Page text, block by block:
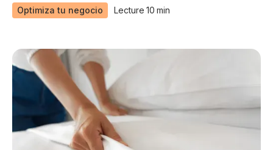
Optimiza tu negocio Lecture 10 min